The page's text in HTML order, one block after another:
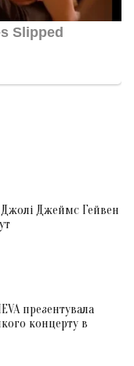
Джеймс Гейвен
презентувала
концерту в